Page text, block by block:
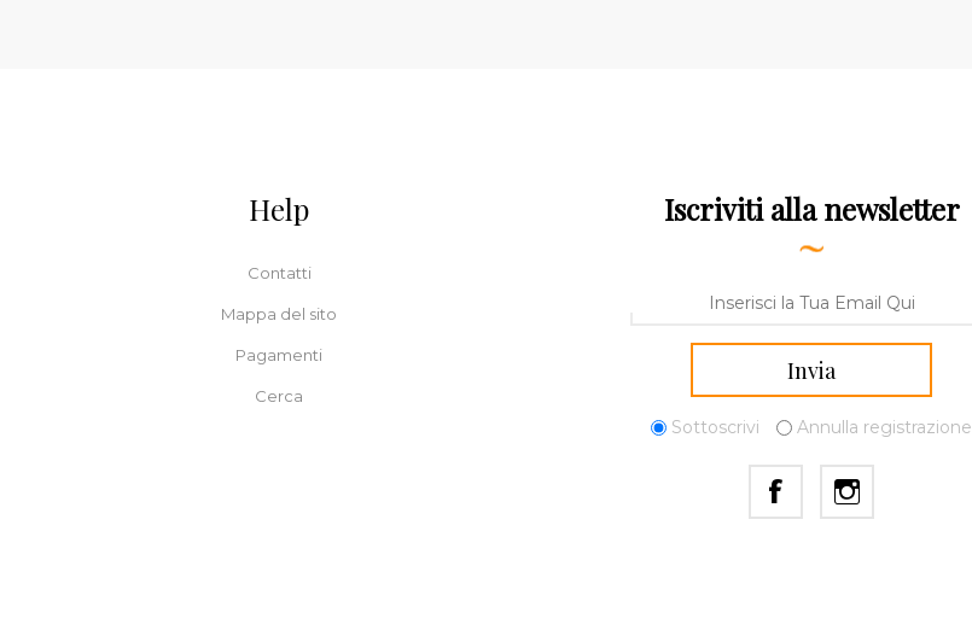
Help
Contatti
Mappa del sito
Pagamenti
Cerca
Iscriviti alla newsletter
Sottoscrivi Annulla registrazione